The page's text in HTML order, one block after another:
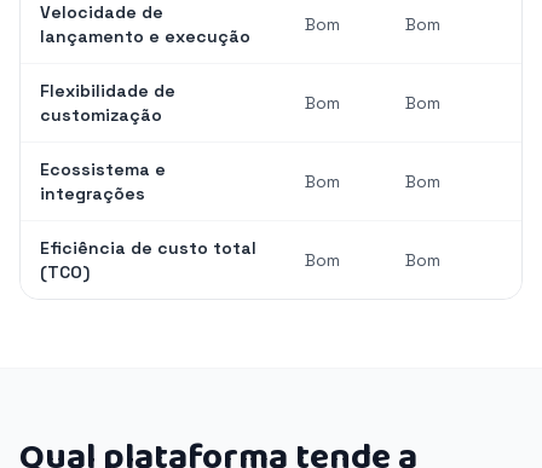
Velocidade de
lançamento e execução
Bom Bom
Flexibilidade de
customização
Bom Bom
Ecossistema e
integrações
Bom Bom
Eficiência de custo total
(TCO)
Bom Bom